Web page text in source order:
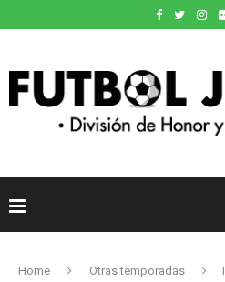
Home Otras temporadas